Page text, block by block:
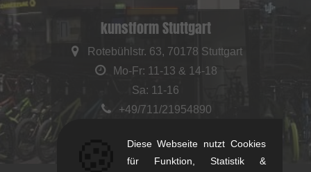
kunstform Stuttgart
Rotebühlstr. 63, 70178 Stuttgart
Mo-Fr: 11-13 & 14-18
Sa: 11-16
+49/711/21954890
Diese Webseite nutzt Cookies
für Funktion, Statistik &